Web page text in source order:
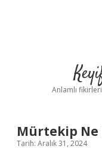
Anlamlı
Mürtekip Ne
Tarih: Aralık 31, 2024